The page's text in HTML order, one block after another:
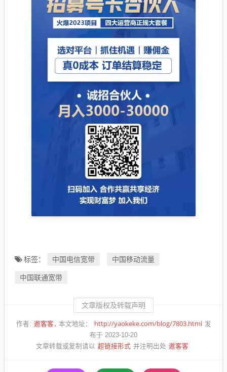
标签： 中国电信宽带
中国移动流量
中国联通宽带
文章版权及转载声明
作者: 邀客客 本文地址： http://yaokeke.com/blog/7803.html 发
布于 2023-10-20
文章转载或复制请以 超链接形式 并注明出处 邀客客